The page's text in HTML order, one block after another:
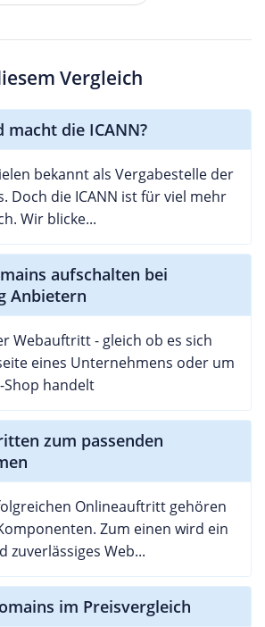
Vergleich
macht die ICANN?
bekannt als Vergabestelle der
Doch die ICANN ist für viel mehr
Wir blicke...
aufschalten bei
Anbietern
Webauftritt - gleich ob es sich
eines Unternehmens oder um
Shop handelt
zum passenden
Onlineauftritt gehören
Zum einen wird ein
zuverlässiges Web...
im Preisvergleich